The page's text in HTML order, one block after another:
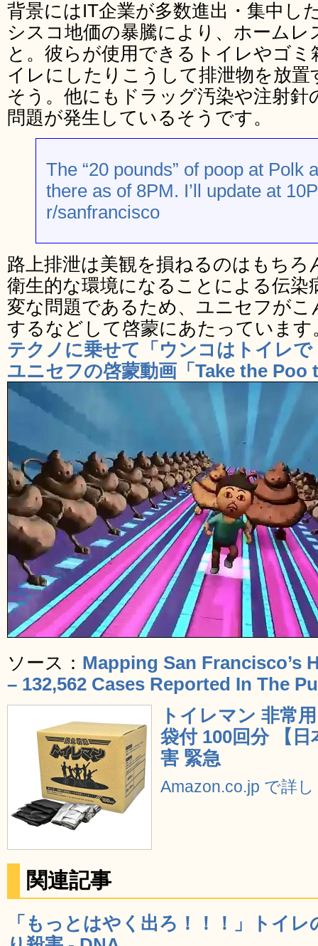
背景にはIT企業が多数進出・集中し
シスコ地価の暴騰により、ホーム
と。彼らが使用できるトイレやゴ
イレにしたりこうして排泄物を放
そう。他にもドラッグ汚染や注射針
問題が発生しているそうです。
The “20 pounds” of poop at Polk
there as of 8PM. I’ll update at
r/sanfrancisco
路上排泄は美観を損ねるのはもちろ
衛生的な環境になることによる伝染
変な問題であるため、ユニセフがこ
するなどして啓蒙にあたっています
テクノに乗せて「ウンコはトイレ
ユニセフの啓蒙動画「Take the
ソース： Mapping San Francisco’s
– 132,562 Cases Reported In The
トイレマン 非常
袋付 100回分 【
害 緊急
Amazon.co.jp で詳
関連記事
「もっとはやく出ろ！！！」トイ